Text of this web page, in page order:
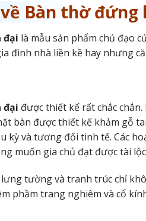
Bàn thờ đứng
đại là mẫu sản phẩm chủ đạo
đình nhà liền kề hay nhưng
đại được thiết kế rất chắc
bàn được thiết kế khảm gỗ
kỳ và tương đối tinh tế. Các
muốn gia chủ đạt được tài
tường và tranh trúc chỉ
phầm trang nghiêm và cổ